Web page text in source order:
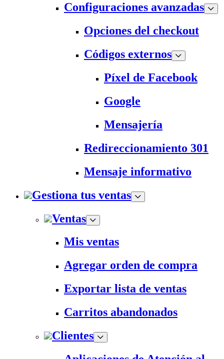
Configuraciones avanzadas
Opciones del checkout
Códigos externos
Píxel de Facebook
Google
Mensajería
Redireccionamiento 301
Mensaje informativo
Gestiona tus ventas
Ventas
Mis ventas
Agregar orden de compra
Exportar lista de ventas
Carritos abandonados
Clientes